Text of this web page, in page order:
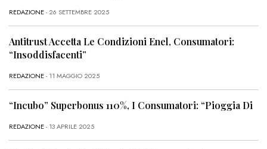
REDAZIONE- 26 SETTEMBRE 2025
Antitrust Accetta Le Condizioni Enel, Consumatori:
“Insoddisfacenti”
REDAZIONE- 11 MAGGIO 2025
“Incubo” Superbonus 110%, I Consumatori: “Pioggia Di
REDAZIONE- 13 APRILE 2025